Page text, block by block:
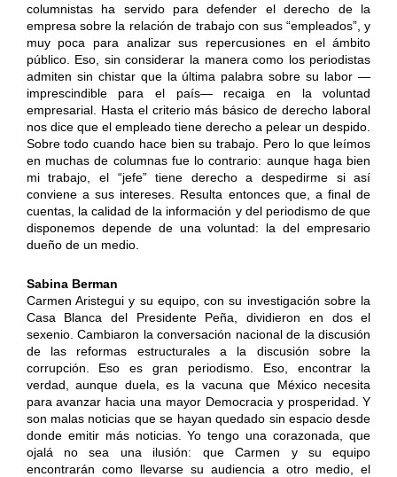
columnistas ha servido para defender el derecho de la
empresa sobre la relación de trabajo con sus “empleados”, y
muy poca para analizar sus repercusiones en el ámbito
público. Eso, sin considerar la manera como los periodistas
admiten sin chistar que la última palabra sobre su labor —
imprescindible para el país— recaiga en la voluntad
empresarial. Hasta el criterio más básico de derecho laboral
nos dice que el empleado tiene derecho a pelear un despido.
Sobre todo cuando hace bien su trabajo. Pero lo que leímos
en muchas de columnas fue lo contrario: aunque haga bien
mi trabajo, el “jefe” tiene derecho a despedirme si así
conviene a sus intereses. Resulta entonces que, a final de
cuentas, la calidad de la información y del periodismo de que
disponemos depende de una voluntad: la del empresario
dueño de un medio.
Sabina Berman
Carmen Aristegui y su equipo, con su investigación sobre la
Casa Blanca del Presidente Peña, dividieron en dos el
sexenio. Cambiaron la conversación nacional de la discusión
de las reformas estructurales a la discusión sobre la
corrupción. Eso es gran periodismo. Eso, encontrar la
verdad, aunque duela, es la vacuna que México necesita
para avanzar hacia una mayor Democracia y prosperidad. Y
son malas noticias que se hayan quedado sin espacio desde
donde emitir más noticias. Yo tengo una corazonada, que
ojalá no sea una ilusión: que Carmen y su equipo
encontrarán como llevarse su audiencia a otro medio, el